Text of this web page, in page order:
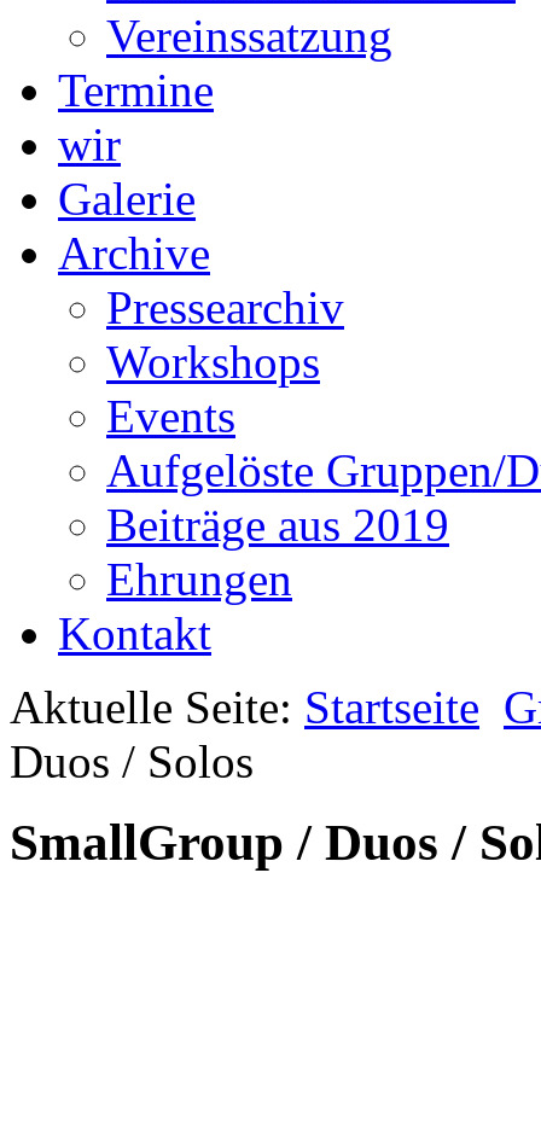
Vereinssatzung
Termine
wir
Galerie
Archive
Pressearchiv
Workshops
Events
Aufgelöste Gruppen/
Beiträge aus 2019
Ehrungen
Kontakt
Aktuelle Seite: Startseite
Duos / Solos
SmallGroup / Duos /